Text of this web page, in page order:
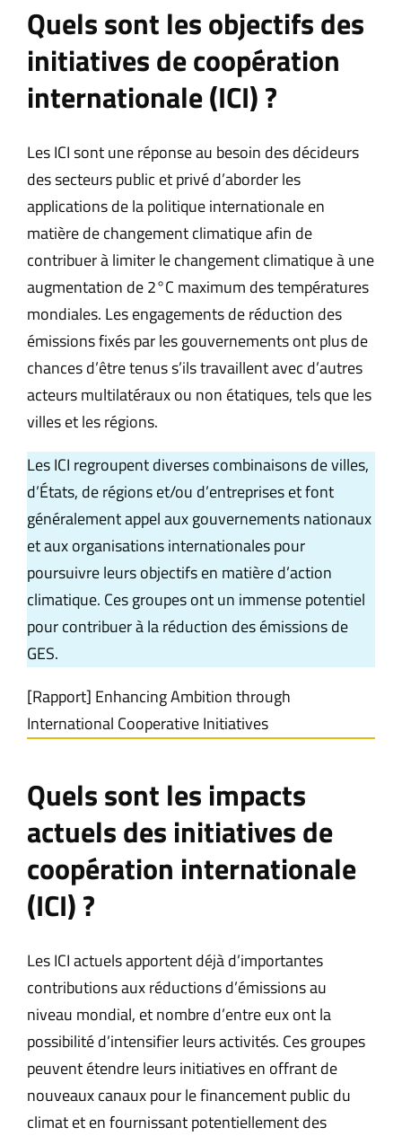
Quels sont les objectifs des
initiatives de coopération
internationale (ICI) ?
Les ICI sont une réponse au besoin des décideurs
des secteurs public et privé d’aborder les
applications de la politique internationale en
matière de changement climatique afin de
contribuer à limiter le changement climatique à une
augmentation de 2°C maximum des températures
mondiales. Les engagements de réduction des
émissions fixés par les gouvernements ont plus de
chances d’être tenus s’ils travaillent avec d’autres
acteurs multilatéraux ou non étatiques, tels que les
villes et les régions.
Les ICI regroupent diverses combinaisons de villes,
d’États, de régions et/ou d’entreprises et font
généralement appel aux gouvernements nationaux
et aux organisations internationales pour
poursuivre leurs objectifs en matière d’action
climatique. Ces groupes ont un immense potentiel
pour contribuer à la réduction des émissions de
GES.
[Rapport] Enhancing Ambition through
International Cooperative Initiatives
Quels sont les impacts
actuels des initiatives de
coopération internationale
(ICI) ?
Les ICI actuels apportent déjà d’importantes
contributions aux réductions d’émissions au
niveau mondial, et nombre d’entre eux ont la
possibilité d’intensifier leurs activités. Ces groupes
peuvent étendre leurs initiatives en offrant de
nouveaux canaux pour le financement public du
climat et en fournissant potentiellement des